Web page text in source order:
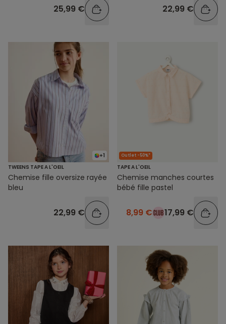
25,99 € 22,99 €
+1
TWEENS TAPE A L'OEIL
Chemise fille oversize rayée
bleu
22,99 €
Outlet -50%*
TAPE A L'OEIL
Chemise manches courtes
bébé fille pastel
8,99 € 17,99 €